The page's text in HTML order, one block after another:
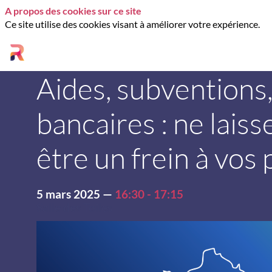
Aides,
bancaires : ne
être un frein à vos
5 mars 2025 — 16:30 - 17:15
A propos des cookies sur ce site
Ce site utilise des cookies visant à améliorer votre expérience.